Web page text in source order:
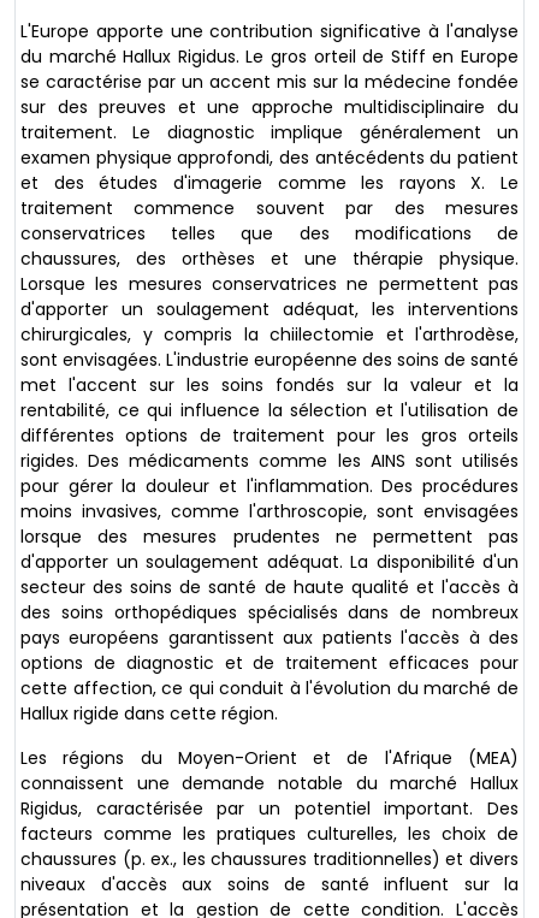
L'Europe apporte une contribution significative à l'analyse
du marché Hallux Rigidus. Le gros orteil de Stiff en Europe
se caractérise par un accent mis sur la médecine fondée
sur des preuves et une approche multidisciplinaire du
traitement. Le diagnostic implique généralement un
examen physique approfondi, des antécédents du patient
et des études d'imagerie comme les rayons X. Le
traitement commence souvent par des mesures
conservatrices telles que des modifications de
chaussures, des orthèses et une thérapie physique.
Lorsque les mesures conservatrices ne permettent pas
d'apporter un soulagement adéquat, les interventions
chirurgicales, y compris la chiilectomie et l'arthrodèse,
sont envisagées. L'industrie européenne des soins de santé
met l'accent sur les soins fondés sur la valeur et la
rentabilité, ce qui influence la sélection et l'utilisation de
différentes options de traitement pour les gros orteils
rigides. Des médicaments comme les AINS sont utilisés
pour gérer la douleur et l'inflammation. Des procédures
moins invasives, comme l'arthroscopie, sont envisagées
lorsque des mesures prudentes ne permettent pas
d'apporter un soulagement adéquat. La disponibilité d'un
secteur des soins de santé de haute qualité et l'accès à
des soins orthopédiques spécialisés dans de nombreux
pays européens garantissent aux patients l'accès à des
options de diagnostic et de traitement efficaces pour
cette affection, ce qui conduit à l'évolution du marché de
Hallux rigide dans cette région.
Les régions du Moyen-Orient et de l'Afrique (MEA)
connaissent une demande notable du marché Hallux
Rigidus, caractérisée par un potentiel important. Des
facteurs comme les pratiques culturelles, les choix de
chaussures (p. ex., les chaussures traditionnelles) et divers
niveaux d'accès aux soins de santé influent sur la
présentation et la gestion de cette condition. L'accès